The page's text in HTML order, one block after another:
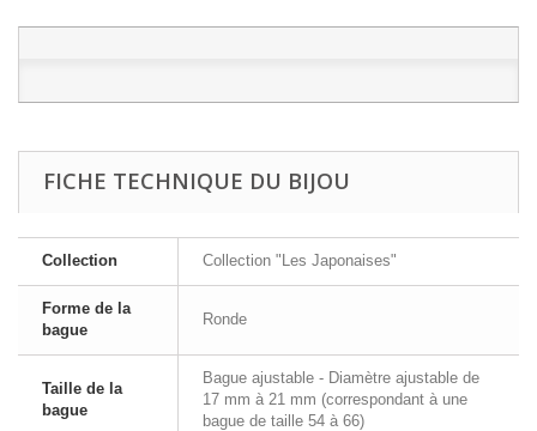
FICHE TECHNIQUE DU BIJOU
Collection Collection "Les Japonaises"
Forme de la
bague
Ronde
Taille de la
bague
Bague ajustable - Diamètre ajustable de
17 mm à 21 mm (correspondant à une
bague de taille 54 à 66)